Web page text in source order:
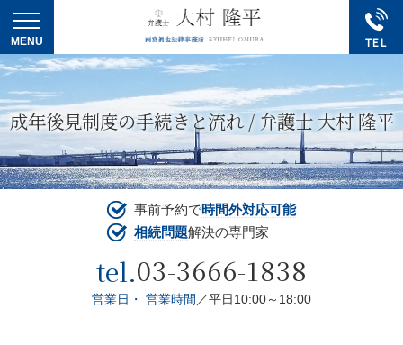
成年後見制度の手続きと流れ / 弁護士 大村 隆平
事前予約で時間外対応可能
相続問題解決の専門家
tel.03-3666-1838
営業日・ 営業時間 ／平日10:00～18:00